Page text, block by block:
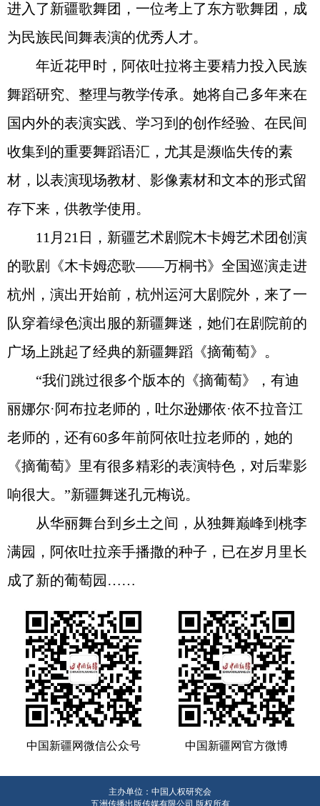
进入了新疆歌舞团，一位考上了东方歌舞团，成
为民族民间舞表演的优秀人才。
年近花甲时，阿依吐拉将主要精力投入民族
舞蹈研究、整理与教学传承。她将自己多年来在
国内外的表演实践、学习到的创作经验、在民间
收集到的重要舞蹈语汇，尤其是濒临失传的素
材，以表演现场教材、影像素材和文本的形式留
存下来，供教学使用。
11月21日，新疆艺术剧院木卡姆艺术团创演
的歌剧《木卡姆恋歌——万桐书》全国巡演走进
杭州，演出开始前，杭州运河大剧院外，来了一
队穿着绿色演出服的新疆舞迷，她们在剧院前的
广场上跳起了经典的新疆舞蹈《摘葡萄》。
“我们跳过很多个版本的《摘葡萄》，有迪
丽娜尔·阿布拉老师的，吐尔逊娜依·依不拉音江
老师的，还有60多年前阿依吐拉老师的，她的
《摘葡萄》里有很多精彩的表演特色，对后辈影
响很大。”新疆舞迷孔元梅说。
从华丽舞台到乡土之间，从独舞巅峰到桃李
满园，阿依吐拉亲手播撒的种子，已在岁月里长
成了新的葡萄园……
中国新疆网微信公众号 中国新疆网官方微博
主办单位：中国人权研究会
五洲传播出版传媒有限公司 版权所有